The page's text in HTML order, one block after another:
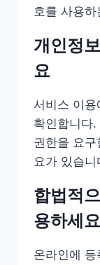
호를 사용
개인정
요
서비스 이
확인합니다
권한을 요
요가 있습니
합법적
용하세요
온라인에